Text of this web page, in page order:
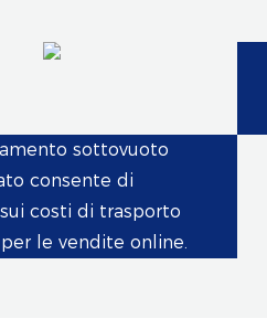
sottovuoto
consente di
costi di trasporto
le vendite online.